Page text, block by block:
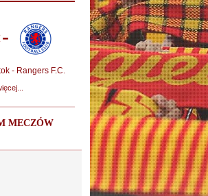
- Rangers F.C.
MECZÓW